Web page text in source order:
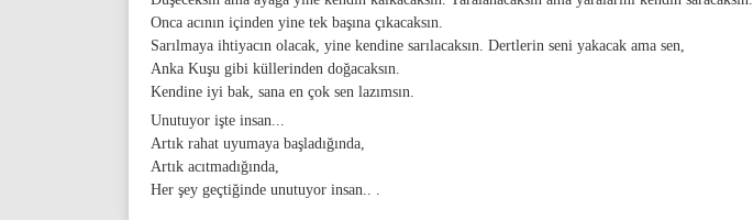
Onca acının içinden yine tek başına çıkacaksın.
Sarılmaya ihtiyacın olacak, yine kendine sarılacaksın. Dertlerin seni yakacak ama sen,
Anka Kuşu gibi küllerinden doğacaksın.
Kendine iyi bak, sana en çok sen lazımsın.
Unutuyor işte insan...
Artık rahat uyumaya başladığında,
Artık acıtmadığında,
Her şey geçtiğinde unutuyor insan.. .